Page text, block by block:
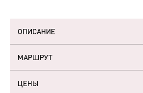
ОПИСАНИЕ
МАРШРУТ
ЦЕНЫ